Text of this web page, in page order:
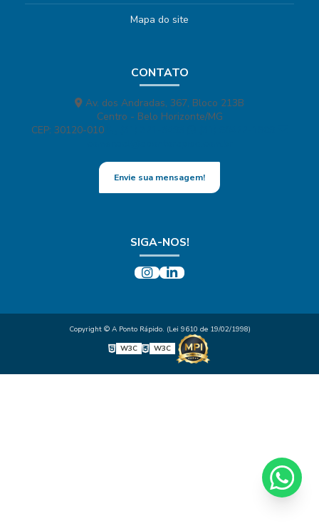
Mapa do site
CONTATO
Av. dos Andradas, 367, Bloco 213B
Centro - Belo Horizonte/MG
CEP: 30120-010
Envie sua mensagem!
SIGA-NOS!
Copyright © A Ponto Rápido. (Lei 9610 de 19/02/1998)
W3C
W3C